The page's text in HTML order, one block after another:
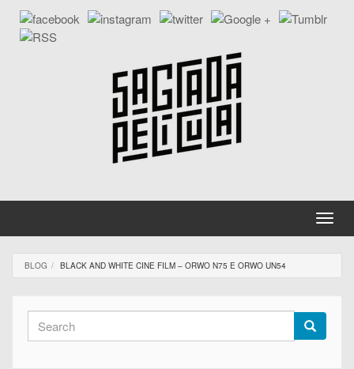
Skip
main
Toggle
BLOG BLACK AND WHITE CINE FILM – ORWO N75 E ORWO UN54
Search
form